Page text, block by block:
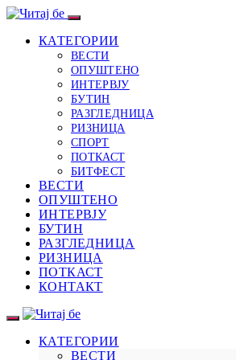
КАТЕГОРИИ
ВЕСТИ
ОПУШТЕНО
ИНТЕРВЈУ
БУТИН
РАЗГЛЕДНИЦА
РИЗНИЦА
СПОРТ
ПОТКАСТ
БИТФЕСТ
ВЕСТИ
ОПУШТЕНО
ИНТЕРВЈУ
БУТИН
РАЗГЛЕДНИЦА
РИЗНИЦА
ПОТКАСТ
КОНТАКТ
КАТЕГОРИИ
ВЕСТИ